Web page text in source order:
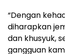
“Dengan
diharapkan
dan khusyuk,
gangguan